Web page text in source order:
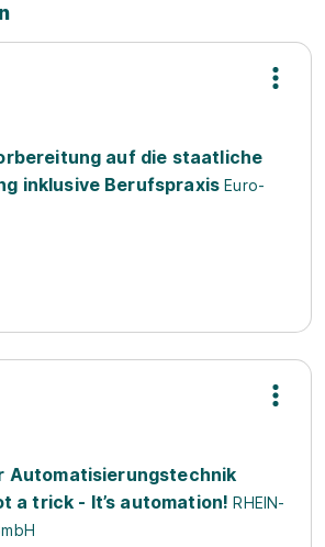
auf die staatliche
inklusive Berufspraxis Euro-
Automatisierungstechnik
a trick - It’s automation! RHEIN-